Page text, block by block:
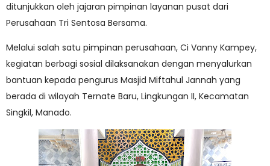
ditunjukkan oleh jajaran pimpinan layanan pusat dari
Perusahaan Tri Sentosa Bersama.
Melalui salah satu pimpinan perusahaan, Ci Vanny Kampey,
kegiatan berbagi sosial dilaksanakan dengan menyalurkan
bantuan kepada pengurus Masjid Miftahul Jannah yang
berada di wilayah Ternate Baru, Lingkungan II, Kecamatan
Singkil, Manado.